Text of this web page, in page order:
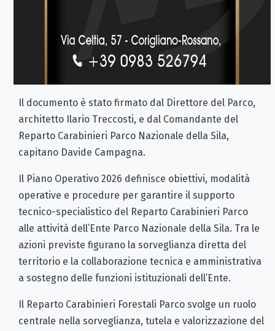
Il documento è stato firmato dal Direttore del Parco,
architetto Ilario Treccosti, e dal Comandante del
Reparto Carabinieri Parco Nazionale della Sila,
capitano Davide Campagna.
Il Piano Operativo 2026 definisce obiettivi, modalità
operative e procedure per garantire il supporto
tecnico-specialistico del Reparto Carabinieri Parco
alle attività dell’Ente Parco Nazionale della Sila. Tra le
azioni previste figurano la sorveglianza diretta del
territorio e la collaborazione tecnica e amministrativa
a sostegno delle funzioni istituzionali dell’Ente.
Il Reparto Carabinieri Forestali Parco svolge un ruolo
centrale nella sorveglianza, tutela e valorizzazione del